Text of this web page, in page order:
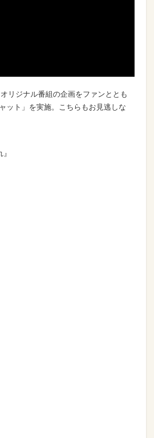
オリジナル番組の企画をファンととも
ット 」を実施。こちらもお見逃しな